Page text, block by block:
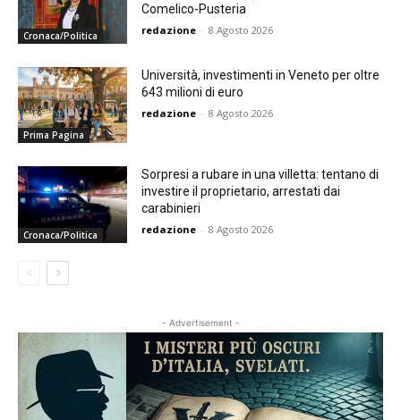
Cronaca/Politica
Comelico-Pusteria
redazione - 8 Agosto 2026
Prima Pagina
Università, investimenti in Veneto per oltre
643 milioni di euro
redazione - 8 Agosto 2026
Cronaca/Politica
Sorpresi a rubare in una villetta: tentano di
investire il proprietario, arrestati dai
carabinieri
redazione - 8 Agosto 2026
- Advertisement -